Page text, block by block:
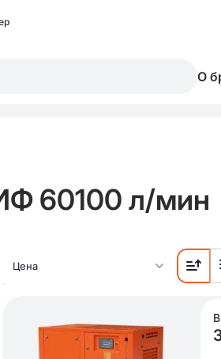
О
60100 л/мин
Цена